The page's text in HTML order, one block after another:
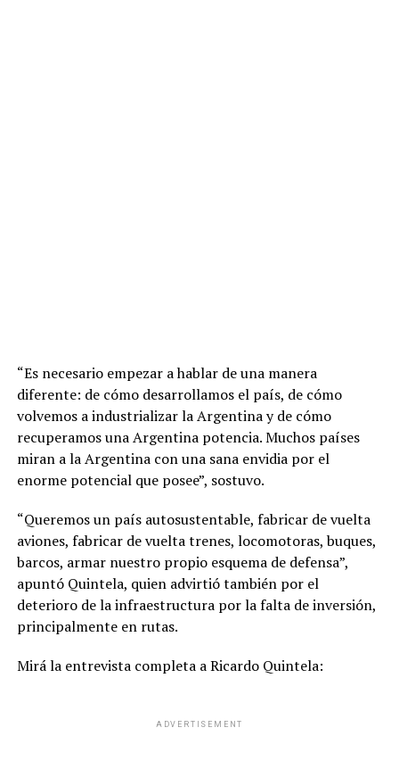
“Es necesario empezar a hablar de una manera
diferente: de cómo desarrollamos el país, de cómo
volvemos a industrializar la Argentina y de cómo
recuperamos una Argentina potencia. Muchos países
miran a la Argentina con una sana envidia por el
enorme potencial que posee”, sostuvo.
“Queremos un país autosustentable, fabricar de vuelta
aviones, fabricar de vuelta trenes, locomotoras, buques,
barcos, armar nuestro propio esquema de defensa”,
apuntó Quintela, quien advirtió también por el
deterioro de la infraestructura por la falta de inversión,
principalmente en rutas.
Mirá la entrevista completa a Ricardo Quintela:
ADVERTISEMENT